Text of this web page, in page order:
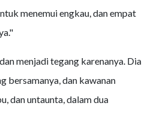
menemui engkau, dan empat
menjadi tegang karenanya. Dia
bersamanya, dan kawanan
dan untaunta, dalam dua